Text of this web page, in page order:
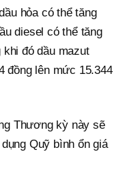
hỏa có thể tăng
diesel có thể tăng
khi đó dầu mazut
đồng lên mức 15.344
Thương kỳ này sẽ
Quỹ bình ổn giá